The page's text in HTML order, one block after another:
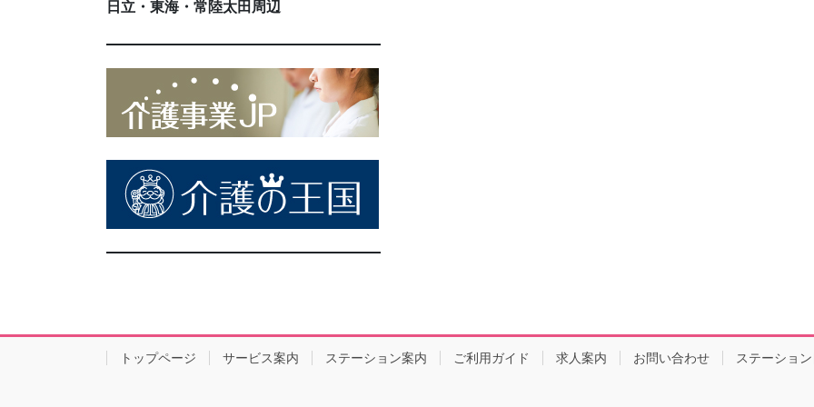
日立・東海・常陸太田周辺
トップページ サービス案内 ステーション案内 ご利用ガイド 求人案内 お問い合わせ ステーショ